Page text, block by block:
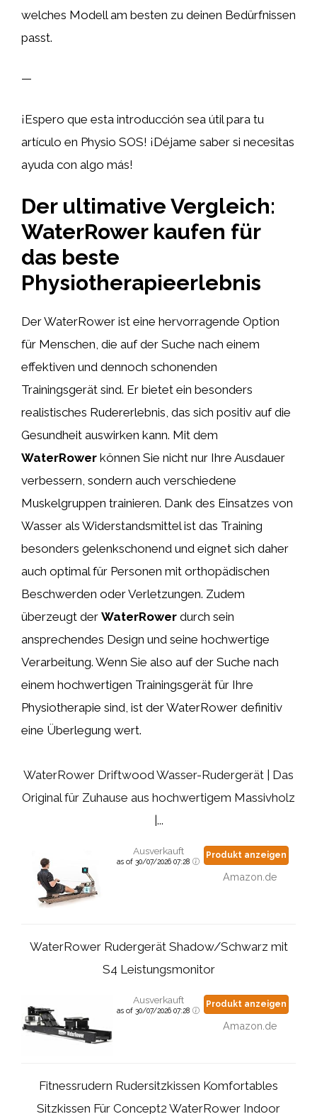
welches Modell am besten zu deinen Bedürfnissen
passt.
—
¡Espero que esta introducción sea útil para tu
artículo en Physio SOS! ¡Déjame saber si necesitas
ayuda con algo más!
Der ultimative Vergleich:
WaterRower kaufen für
das beste
Physiotherapieerlebnis
Der WaterRower ist eine hervorragende Option
für Menschen, die auf der Suche nach einem
effektiven und dennoch schonenden
Trainingsgerät sind. Er bietet ein besonders
realistisches Rudererlebnis, das sich positiv auf die
Gesundheit auswirken kann. Mit dem
WaterRower können Sie nicht nur Ihre Ausdauer
verbessern, sondern auch verschiedene
Muskelgruppen trainieren. Dank des Einsatzes von
Wasser als Widerstandsmittel ist das Training
besonders gelenkschonend und eignet sich daher
auch optimal für Personen mit orthopädischen
Beschwerden oder Verletzungen. Zudem
überzeugt der WaterRower durch sein
ansprechendes Design und seine hochwertige
Verarbeitung. Wenn Sie also auf der Suche nach
einem hochwertigen Trainingsgerät für Ihre
Physiotherapie sind, ist der WaterRower definitiv
eine Überlegung wert.
WaterRower Driftwood Wasser-Rudergerät | Das
Original für Zuhause aus hochwertigem Massivholz
|...
Ausverkauft
as of 30/07/2026 07:28
Produkt anzeigen
Amazon.de
WaterRower Rudergerät Shadow/Schwarz mit
S4 Leistungsmonitor
Ausverkauft
as of 30/07/2026 07:28
Produkt anzeigen
Amazon.de
Fitnessrudern Rudersitzkissen Komfortables
Sitzkissen Für Concept2 WaterRower Indoor